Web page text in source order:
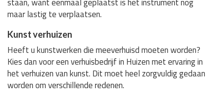
maar lastig te verplaatsen.
Kunst verhuizen
Heeft u kunstwerken die meeverhuisd moeten worden?
Kies dan voor een verhuisbedrijf in Huizen met ervaring in
het verhuizen van kunst. Dit moet heel zorgvuldig gedaan
worden om verschillende redenen.